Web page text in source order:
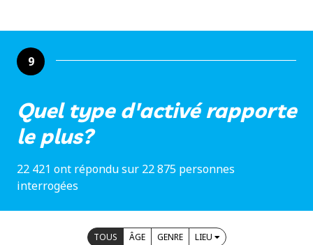
9
Quel type d'activé rapporte
le plus?
22 421 ont répondu sur 22 875 personnes
interrogées
TOUS ÂGE GENRE LIEU